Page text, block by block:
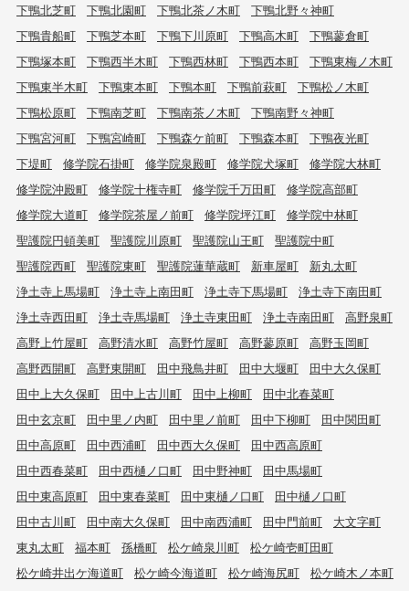
下鴨北芝町
下鴨北園町 下鴨北茶ノ木町
下鴨北野々神町
下鴨貴船町
下鴨芝本町 下鴨下川原町 下鴨高木町
下鴨蓼倉町
下鴨塚本町
下鴨西半木町 下鴨西林町 下鴨西本町
下鴨東梅ノ木町
下鴨東半木町
下鴨東本町 下鴨本町 下鴨前萩町
下鴨松ノ木町
下鴨松原町
下鴨南芝町 下鴨南茶ノ木町
下鴨南野々神町
下鴨宮河町
下鴨宮崎町 下鴨森ケ前町 下鴨森本町
下鴨夜光町
下堤町
修学院石掛町 修学院泉殿町 修学院犬塚町
修学院大林町
修学院沖殿町
修学院十権寺町 修学院千万田町
修学院高部町
修学院大道町
修学院茶屋ノ前町 修学院坪江町
修学院中林町
聖護院円頓美町
聖護院川原町 聖護院山王町
聖護院中町
聖護院西町
聖護院東町 聖護院蓮華蔵町 新車屋町
新丸太町
浄土寺上馬場町
浄土寺上南田町 浄土寺下馬場町
浄土寺下南田町
浄土寺西田町
浄土寺馬場町 浄土寺東田町 浄土寺南田町
高野泉町
高野上竹屋町
高野清水町 高野竹屋町 高野蓼原町
高野玉岡町
高野西開町
高野東開町 田中飛鳥井町 田中大堰町
田中大久保町
田中上大久保町
田中上古川町 田中上柳町
田中北春菜町
田中玄京町
田中里ノ内町 田中里ノ前町 田中下柳町
田中関田町
田中高原町
田中西浦町 田中西大久保町
田中西高原町
田中西春菜町
田中西樋ノ口町 田中野神町
田中馬場町
田中東高原町
田中東春菜町 田中東樋ノ口町
田中樋ノ口町
田中古川町
田中南大久保町 田中南西浦町 田中門前町
大文字町
東丸太町
福本町 孫橋町 松ケ崎泉川町
松ケ崎壱町田町
松ケ崎井出ケ海道町
松ケ崎今海道町 松ケ崎海尻町
松ケ崎木ノ本町